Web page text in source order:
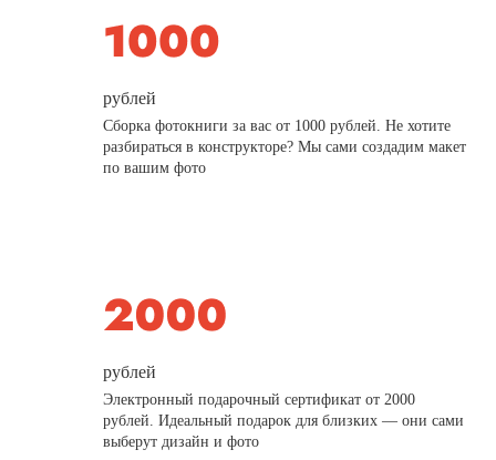
рублей
Сборка фотокниги за вас от 1000 рублей. Не хотите
разбираться в конструкторе? Мы сами создадим макет
по вашим фото
рублей
Электронный подарочный сертификат от 2000
рублей. Идеальный подарок для близких — они сами
выберут дизайн и фото